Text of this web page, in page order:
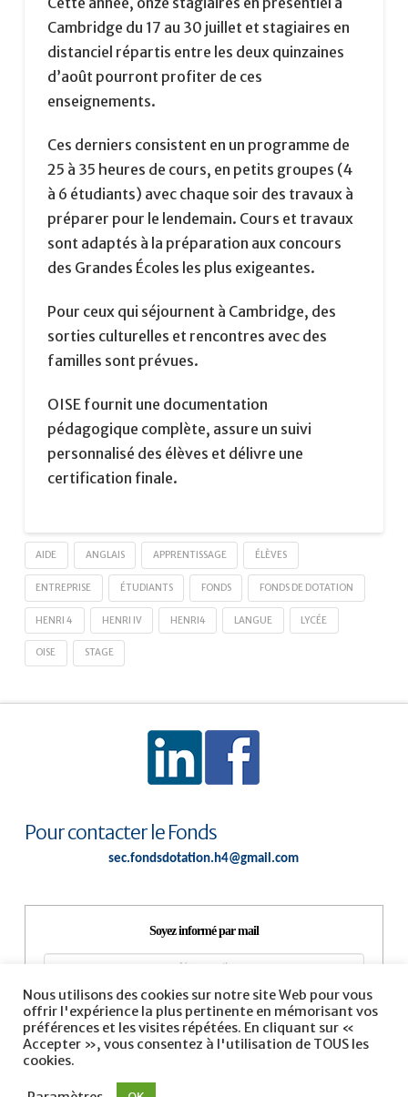
Cambridge du 17 au 30 juillet et stagiaires en
distanciel répartis entre les deux quinzaines
d’août pourront profiter de ces
enseignements.
Ces derniers consistent en un programme de
25 à 35 heures de cours, en petits groupes (4
à 6 étudiants) avec chaque soir des travaux à
préparer pour le lendemain. Cours et travaux
sont adaptés à la préparation aux concours
des Grandes Écoles les plus exigeantes.
Pour ceux qui séjournent à Cambridge, des
sorties culturelles et rencontres avec des
familles sont prévues.
OISE fournit une documentation
pédagogique complète, assure un suivi
personnalisé des élèves et délivre une
certification finale.
AIDE ANGLAIS APPRENTISSAGE ÉLÈVES
ENTREPRISE ÉTUDIANTS FONDS FONDS DE DOTATION
HENRI 4 HENRI IV HENRI4 LANGUE LYCÉE
OISE STAGE
Pour contacter le Fonds
sec.fondsdotation.h4@gmail.com
Soyez informé par mail
Nous utilisons des cookies sur notre site Web pour vous
offrir l'expérience la plus pertinente en mémorisant vos
préférences et les visites répétées. En cliquant sur «
Accepter », vous consentez à l'utilisation de TOUS les
cookies.